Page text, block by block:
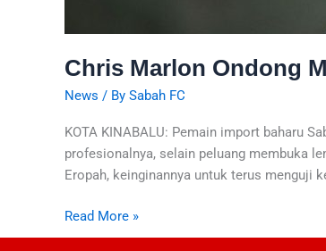
Chris Marlon Ondong
News / By Sabah FC
KOTA KINABALU: Pemain import baharu
profesionalnya, selain peluang membuka
Eropah, keinginannya untuk terus menguji
Read More »